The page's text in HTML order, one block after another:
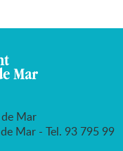
Mar
Mar - Tel. 93 795 99